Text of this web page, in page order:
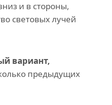
и в стороны,
световых лучей
вариант,
предыдущих